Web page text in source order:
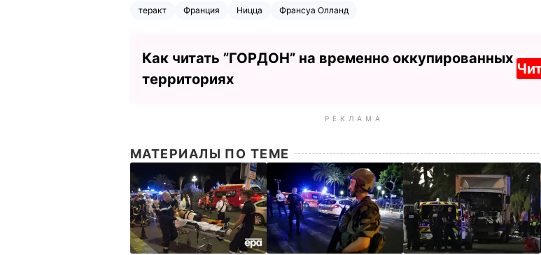
теракт Франция Ницца Франсуа Олланд
Как читать ”ГОРДОН” на временно оккупированных
территориях
РЕКЛАМА
МАТЕРИАЛЫ ПО ТЕМЕ